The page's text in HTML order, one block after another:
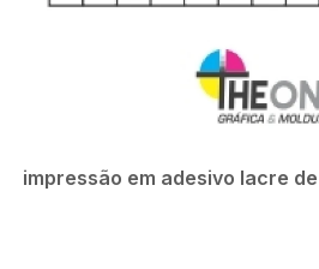
impressão em adesivo lacre